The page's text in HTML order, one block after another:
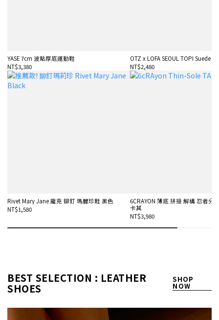
YASE 7cm 波點厚底運動鞋
NT$3,380
OTZ x LOFA SEOUL TOPI Suede
NT$2,480
Rivet Mary Jane 龐克 鉚釘 瑪麗珍鞋 黑色
NT$1,580
6CRAYON 薄底 拼接 解構 忍者分
卡其
NT$3,980
BEST SELECTION : LEATHER
SHOES
SHOP
NOW